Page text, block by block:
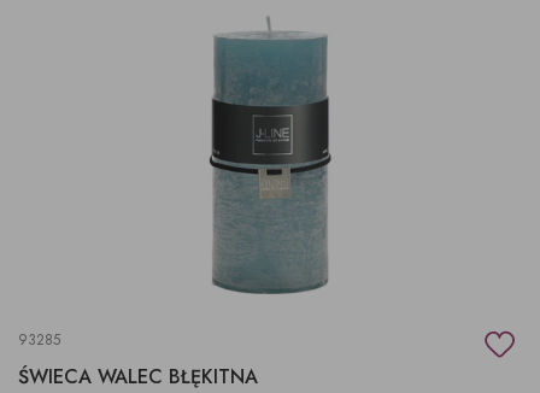
93285
ŚWIECA WALEC BŁĘKITNA